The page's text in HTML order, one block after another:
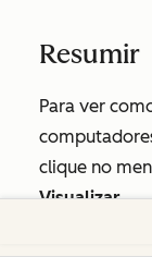
Resumir
Para ver
clique no
Visualizar.